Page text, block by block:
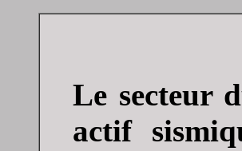
Le secteur
actif